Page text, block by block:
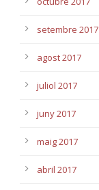
setembre 2017
agost 2017
juliol 2017
juny 2017
maig 2017
abril 2017